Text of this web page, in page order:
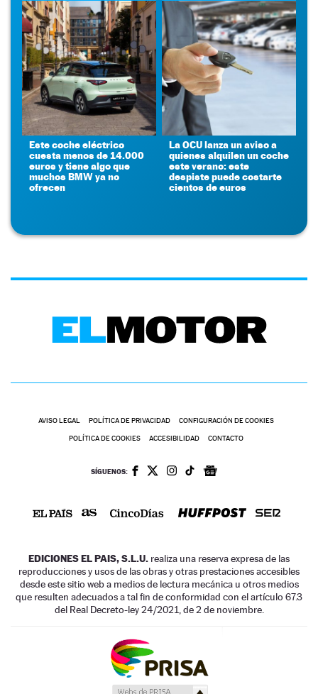
Este coche eléctrico
cuesta menos de 14.000
euros y tiene algo que
muchos BMW ya no
ofrecen
La OCU lanza un aviso a
quienes alquilen un coche
este verano: este
despiste puede costarte
cientos de euros
AVISO LEGAL POLÍTICA DE PRIVACIDAD CONFIGURACIÓN DE COOKIES
POLÍTICA DE COOKIES ACCESIBILIDAD CONTACTO
SÍGUENOS:
EDICIONES EL PAIS, S.L.U. realiza una reserva expresa de las
reproducciones y usos de las obras y otras prestaciones accesibles
desde este sitio web a medios de lectura mecánica u otros medios
que resulten adecuados a tal fin de conformidad con el artículo 67.3
del Real Decreto-ley 24/2021, de 2 de noviembre.